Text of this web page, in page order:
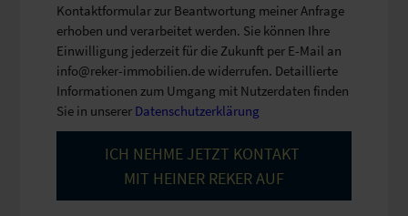
Kontaktformular zur Beantwortung meiner Anfrage
erhoben und verarbeitet werden. Sie können Ihre
Einwilligung jederzeit für die Zukunft per E-Mail an
info@reker-immobilien.de widerrufen. Detaillierte
Informationen zum Umgang mit Nutzerdaten finden
Sie in unserer Datenschutzerklärung